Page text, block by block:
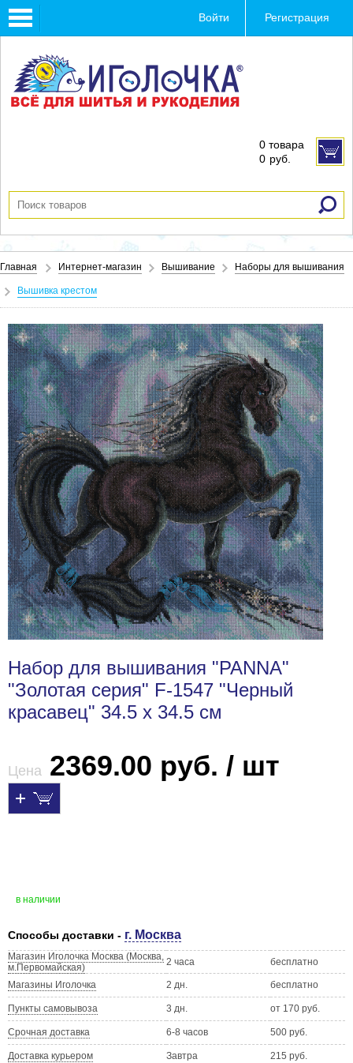
Toggle
navigation
Войти Регистрация
0 товара
0 руб.
Главная Интернет-магазин Вышивание Наборы для вышивания
Вышивка крестом
Набор для вышивания "PANNA"
"Золотая серия" F-1547 "Черный
красавец" 34.5 х 34.5 см
Цена 2369.00 руб. / шт
в наличии
Способы доставки - г. Москва
Магазин Иголочка Москва (Москва,
м.Первомайская)
2 часа бесплатно
Магазины Иголочка 2 дн. бесплатно
Пункты самовывоза 3 дн. от 170 руб.
Срочная доставка 6-8 часов 500 руб.
Доставка курьером Завтра 215 руб.